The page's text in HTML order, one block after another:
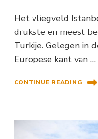
Het vliegveld
drukste en meest
Turkije. Gelegen in
Europese kant van …
CONTINUE READING